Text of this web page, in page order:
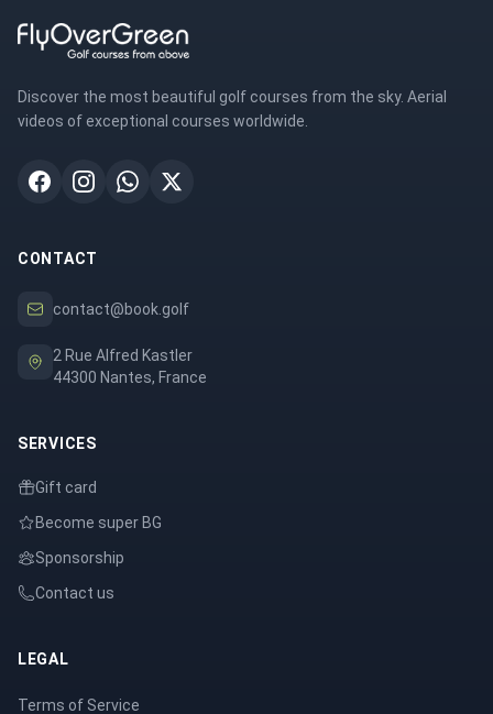
Discover the most beautiful golf courses from the sky. Aerial
videos of exceptional courses worldwide.
CONTACT
contact@book.golf
2 Rue Alfred Kastler
44300 Nantes, France
SERVICES
Gift card
Become super BG
Sponsorship
Contact us
LEGAL
Terms of Service